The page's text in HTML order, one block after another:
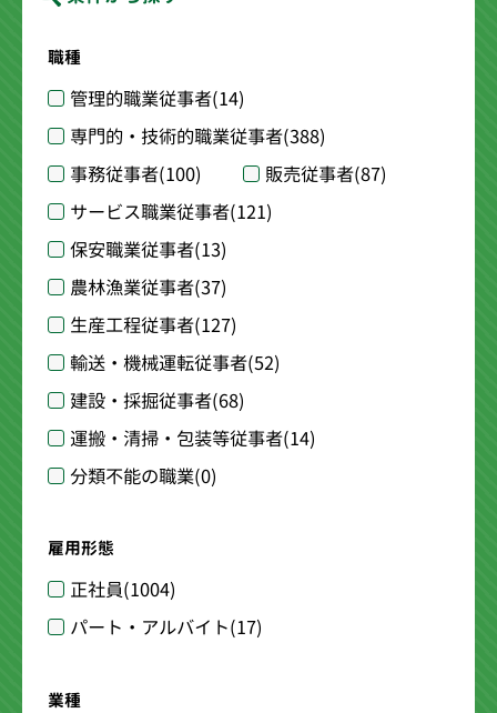
職種
管理的職業従事者(14)
専門的・技術的職業従事者(388)
事務従事者(100) 販売従事者(87)
サービス職業従事者(121)
保安職業従事者(13)
農林漁業従事者(37)
生産工程従事者(127)
輸送・機械運転従事者(52)
建設・採掘従事者(68)
運搬・清掃・包装等従事者(14)
分類不能の職業(0)
雇用形態
正社員(1004)
パート・アルバイト(17)
業種